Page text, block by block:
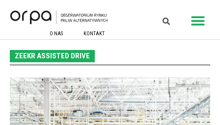
O NAS KONTAKT
ZEEKR ASSISTED DRIVE